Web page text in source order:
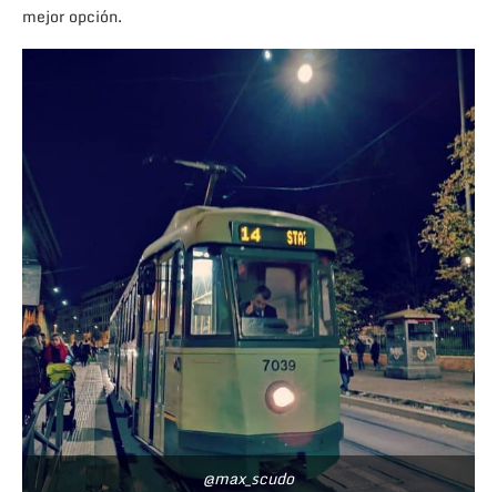
mejor opción.
@max_scudo